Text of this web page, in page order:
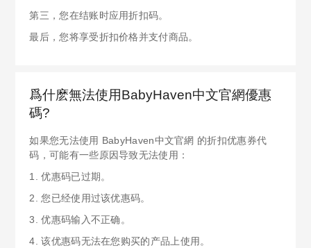
第三，您在结账时应用折扣码。
最后，您将享受折扣价格并支付商品。
爲什麽無法使用BabyHaven中文官網優惠
碼?
如果您无法使用 BabyHaven中文官網 的折扣优惠券代
码，可能有一些原因导致无法使用：
1. 优惠码已过期。
2. 您已经使用过该优惠码。
3. 优惠码输入不正确。
4. 该优惠码无法在您购买的产品上使用。